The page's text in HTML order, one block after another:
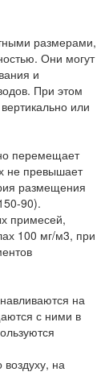
размерами,
Они могут
и
При этом
или
перемещает
не превышает
размещения
90).
примесей,
100 мг/м3, при
на
с ними в
на